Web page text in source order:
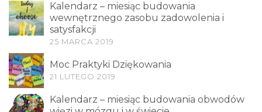
Kalendarz – miesiąc budowania
wewnętrznego zasobu zadowolenia i
satysfakcji
25 MARCA 2019
Moc Praktyki Dziękowania
21 LUTEGO 2019
Kalendarz – miesiąc budowania obwodów